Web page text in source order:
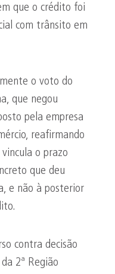
que o crédito foi
com trânsito em
o voto do
que negou
pela empresa
reafirmando
o prazo
que deu
e não à posterior
contra decisão
2ª Região